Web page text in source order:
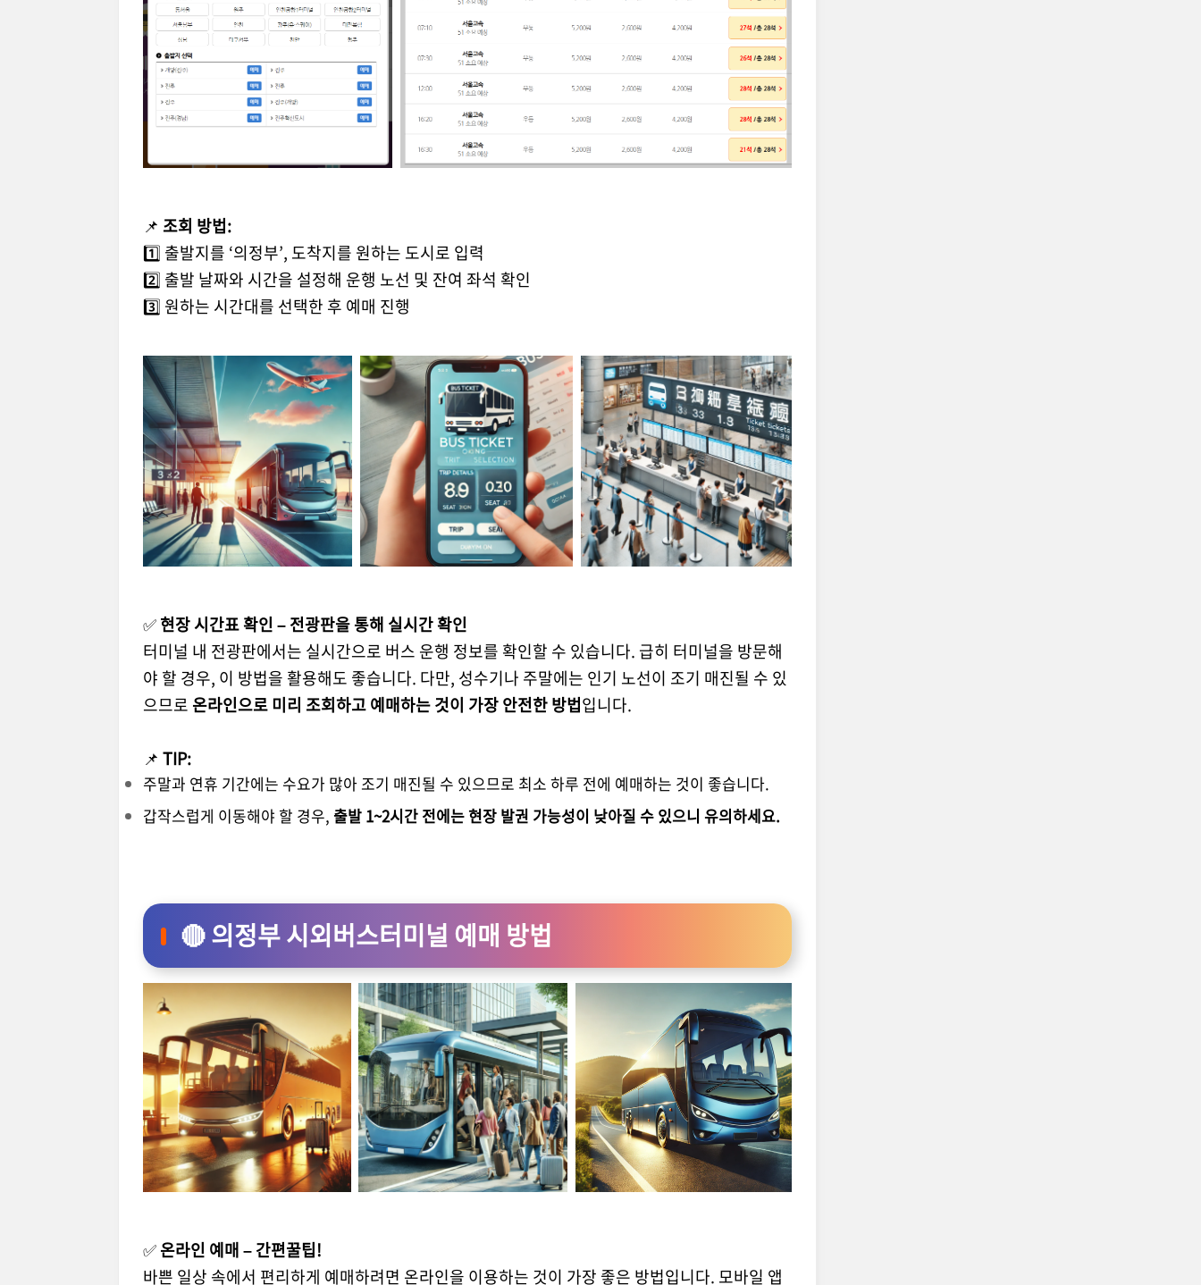
📌 조회 방법:
1️⃣ 출발지를 ‘의정부’, 도착지를 원하는 도시로 입력
2️⃣ 출발 날짜와 시간을 설정해 운행 노선 및 잔여 좌석 확인
3️⃣ 원하는 시간대를 선택한 후 예매 진행
✅현장 시간표 확인 – 전광판을 통해 실시간 확인
터미널 내 전광판에서는 실시간으로 버스 운행 정보를 확인할 수 있습니다. 급히 터미널을 방문해
야 할 경우, 이 방법을 활용해도 좋습니다. 다만, 성수기나 주말에는 인기 노선이 조기 매진될 수 있
으므로 온라인으로 미리 조회하고 예매하는 것이 가장 안전한 방법입니다.
📌 TIP:
주말과 연휴 기간에는 수요가 많아 조기 매진될 수 있으므로 최소 하루 전에 예매하는 것이 좋습니다.
갑작스럽게 이동해야 할 경우, 출발 1~2시간 전에는 현장 발권 가능성이 낮아질 수 있으니 유의하세요.
🔴 의정부 시외버스터미널 예매 방법
✅온라인 예매 – 간편꿀팁!
바쁜 일상 속에서 편리하게 예매하려면 온라인을 이용하는 것이 가장 좋은 방법입니다. 모바일 앱